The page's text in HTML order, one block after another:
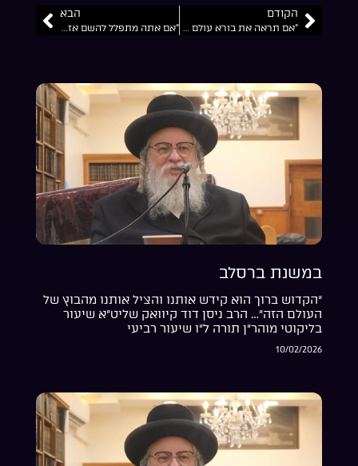
הקודם
“אם תראה את בורא עולם בכל דבר שעובר עליך אז יהיה לך תמיד שמחה וששון”… הרב ניסן דוד קיוואק שליט”א
הבא
“אם אתה מתפלל להשם אז השם נותן לך”… הרב ניסן דוד קיוואק ראש חודש אלול התשפ”ו
במשנת ברסלב
“הקדוש ברוך הוא קידש אותנו והציל אותנו מהבוץ של
העולם הזה”… הרב ניסן דוד קיוואק שליט”א שיעור
בליקוטי מוהר”ן תורה ל”ו שיעור רביעי
10/02/2026